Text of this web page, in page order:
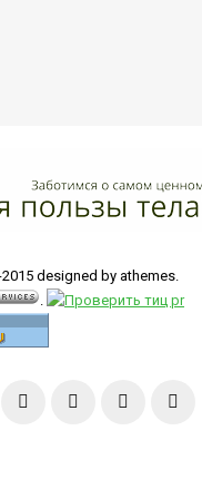
designed by athemes.
.